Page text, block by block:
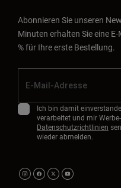
Abonnieren Sie unseren
Minuten erhalten Sie eine
% für Ihre erste Bestellung.
Ich bin damit
verarbeitet und mir
Datenschutzrichtlinien
wieder abmelden.